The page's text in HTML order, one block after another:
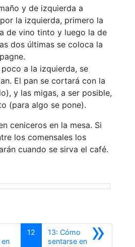
y de izquierda a
la izquierda, primero la
de vino tinto y luego la de
dos últimas se coloca la
a la izquierda, se
El pan se cortará con la
y las migas, a ser posible,
(para algo se pone).
ceniceros en la mesa. Si
los comensales los
cuando se sirva el café.
12 »
13: Cómo
sentarse en